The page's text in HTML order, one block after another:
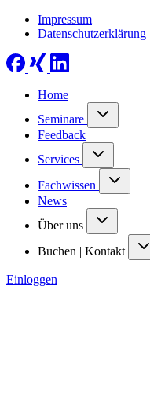
Impressum
Datenschutzerklärung
Home
Seminare
Feedback
Services
Fachwissen
News
Über uns
Buchen | Kontakt
Einloggen